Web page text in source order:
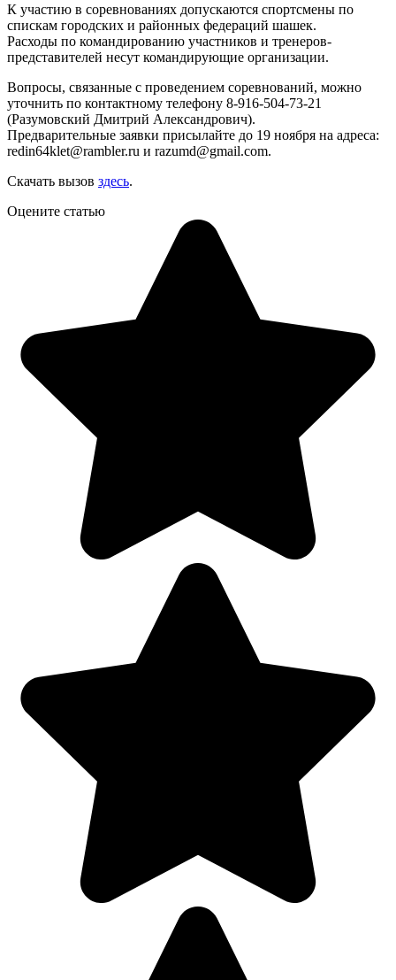
К участию в соревнованиях допускаются спортсмены по
спискам городских и районных федераций шашек.
Расходы по командированию участников и тренеров-
представителей несут командирующие организации.
Вопросы, связанные с проведением соревнований, можно
уточнить по контактному телефону 8-916-504-73-21
(Разумовский Дмитрий Александрович).
Предварительные заявки присылайте до 19 ноября на адреса:
redin64klet@rambler.ru и razumd@gmail.com.
Скачать вызов здесь.
Оцените статью